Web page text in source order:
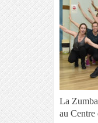
La
au Centre